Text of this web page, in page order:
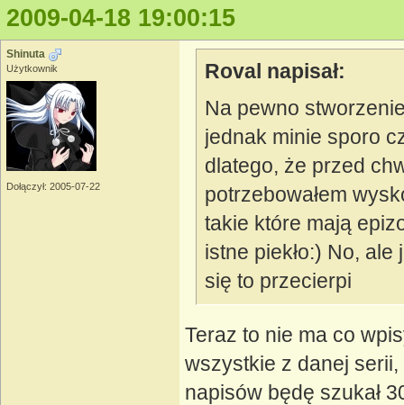
2009-04-18 19:00:15
Shinuta
Użytkownik
Dołączył: 2005-07-22
Roval napisał:
Na pewno
jednak minie sporo
dlatego, że przed
potrzebowałem
takie które mają
istne piekło:) No,
się to przecierpi
Teraz to nie ma co
wszystkie z danej
napisów będę szukał